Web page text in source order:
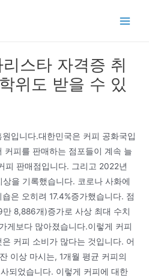
스타 자격증 취
위도 받을 수 있
입니다.대한민국은 커피 공화국입
커피를 판매하는 점포들이 계속 늘
피 판매점입니다. 그리고 2022년
을 기록했습니다. 코로나 사화에
은 오히려 17.4%증가했습니다. 점
8,886개)증가로 사상 최대 수치
게보다 많아졌습니다.이렇게 커피
커피 소비가 많다는 것입니다. 어
이상 마시는, 1개월 평균 커피의
되었습니다. 이렇게 커피에 대한